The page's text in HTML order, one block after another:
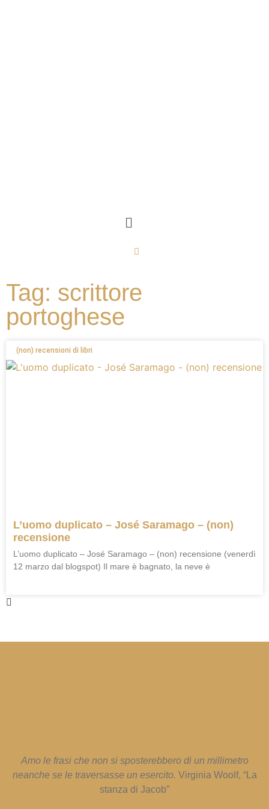
Tag: scrittore
portoghese
(non) recensioni di libri
L’uomo duplicato – José Saramago – (non)
recensione
L’uomo duplicato – José Saramago – (non) recensione (venerdì
12 marzo dal blogspot) Il mare è bagnato, la neve è
Amo le frasi che non si sposterebbero di un millimetro
neanche se le traversasse un esercito. Virginia Woolf, “La
stanza di Jacob”